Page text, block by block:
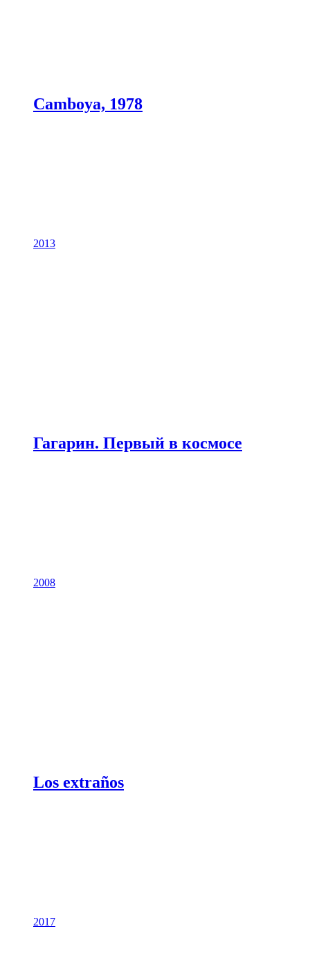
Camboya, 1978
2013
Гагарин. Первый в космосе
2008
Los extraños
2017